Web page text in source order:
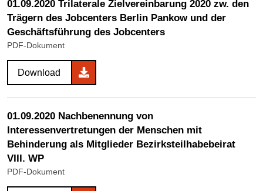
01.09.2020 Trilaterale Zielvereinbarung 2020 zw. den
Trägern des Jobcenters Berlin Pankow und der
Geschäftsführung des Jobcenters
PDF-Dokument
Download
01.09.2020 Nachbenennung von
Interessenvertretungen der Menschen mit
Behinderung als Mitglieder Bezirksteilhabebeirat
VIII. WP
PDF-Dokument